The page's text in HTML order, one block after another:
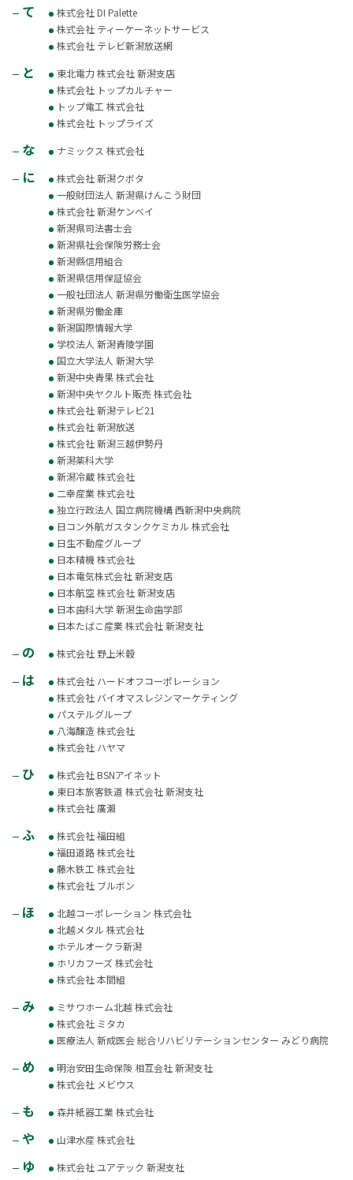
て
株式会社 DI Palette
株式会社 ティーケーネットサービス
株式会社 テレビ新潟放送網
と
東北電力 株式会社 新潟支店
株式会社 トップカルチャー
トップ電工 株式会社
株式会社 トップライズ
な ナミックス 株式会社
に
株式会社 新潟クボタ
一般財団法人 新潟県けんこう財団
株式会社 新潟ケンベイ
新潟県司法書士会
新潟県社会保険労務士会
新潟縣信用組合
新潟県信用保証協会
一般社団法人 新潟県労働衛生医学協会
新潟県労働金庫
新潟国際情報大学
学校法人 新潟青陵学園
国立大学法人 新潟大学
新潟中央青果 株式会社
新潟中央ヤクルト販売 株式会社
株式会社 新潟テレビ21
株式会社 新潟放送
株式会社 新潟三越伊勢丹
新潟薬科大学
新潟冷蔵 株式会社
二幸産業 株式会社
独立行政法人 国立病院機構 西新潟中央病院
日コン外航ガスタンクケミカル 株式会社
日生不動産グループ
日本精機 株式会社
日本電気株式会社 新潟支店
日本航空 株式会社 新潟支店
日本歯科大学 新潟生命歯学部
日本たばこ産業 株式会社 新潟支社
の 株式会社 野上米穀
は
株式会社 ハードオフコーポレーション
株式会社 バイオマスレジンマーケティング
パステルグループ
八海醸造 株式会社
株式会社 ハヤマ
ひ
株式会社 BSNアイネット
東日本旅客鉄道 株式会社 新潟支社
株式会社 廣瀨
ふ
株式会社 福田組
福田道路 株式会社
藤木鉄工 株式会社
株式会社 ブルボン
ほ
北越コーポレーション 株式会社
北越メタル 株式会社
ホテルオークラ新潟
ホリカフーズ 株式会社
株式会社 本間組
み
ミサワホーム北越 株式会社
株式会社 ミタカ
医療法人 新成医会 総合リハビリテーションセンター みどり病院
め
明治安田生命保険 相互会社 新潟支社
株式会社 メビウス
も 森井紙器工業 株式会社
や 山津水産 株式会社
ゆ
株式会社 ユアテック 新潟支社